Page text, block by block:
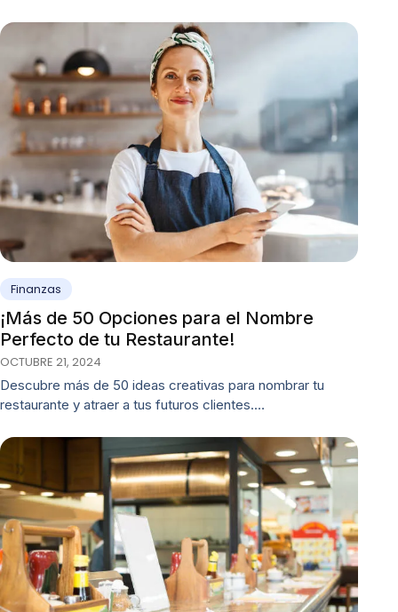
Finanzas
¡Más de 50 Opciones para el Nombre
Perfecto de tu Restaurante!
OCTUBRE 21, 2024
Descubre más de 50 ideas creativas para nombrar tu
restaurante y atraer a tus futuros clientes.…